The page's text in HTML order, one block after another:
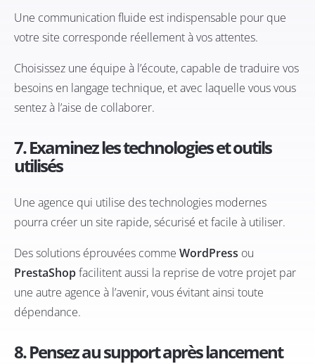
Une communication fluide est indispensable pour que
votre site corresponde réellement à vos attentes.
Choisissez une équipe à l’écoute, capable de traduire vos
besoins en langage technique, et avec laquelle vous vous
sentez à l’aise de collaborer.
7. Examinez les technologies et outils
utilisés
Une agence qui utilise des technologies modernes
pourra créer un site rapide, sécurisé et facile à utiliser.
Des solutions éprouvées comme WordPress ou
PrestaShopfacilitent aussi la reprise de votre projet par
une autre agence à l’avenir, vous évitant ainsi toute
dépendance.
8. Pensez au support après lancement